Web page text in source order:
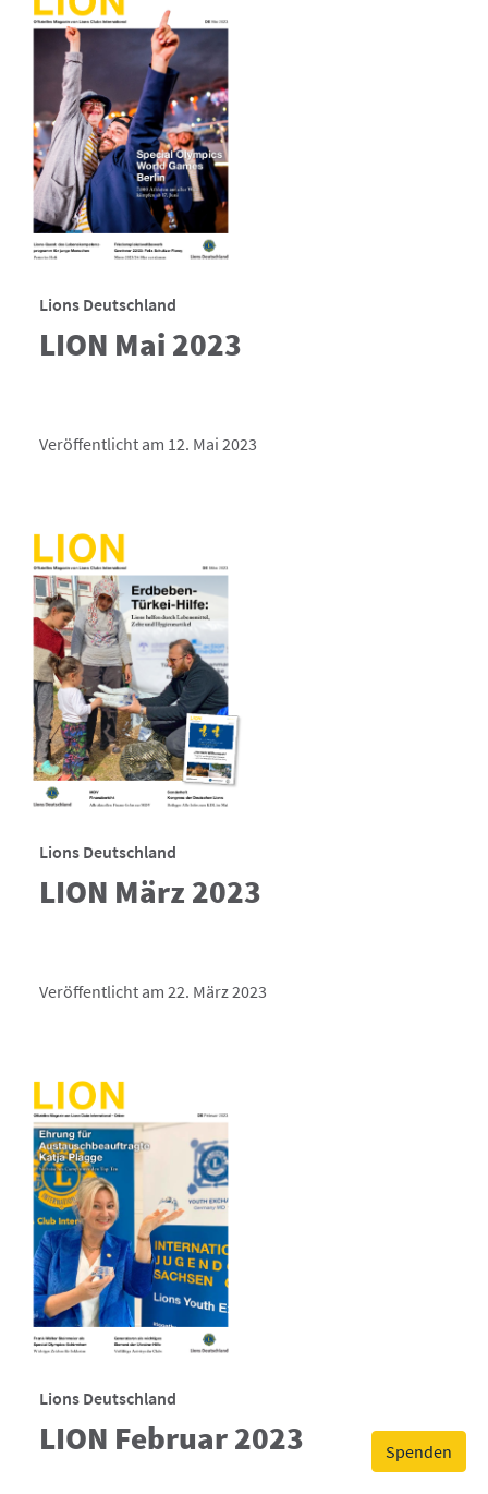
Spenden
Lions Deutschland
LION Mai 2023
Veröffentlicht am 12. Mai 2023
Lions Deutschland
LION März 2023
Veröffentlicht am 22. März 2023
Lions Deutschland
LION Februar 2023